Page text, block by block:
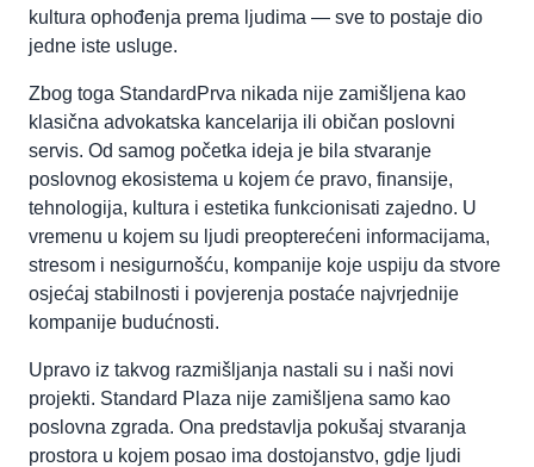
kultura ophođenja prema ljudima — sve to postaje dio
jedne iste usluge.
Zbog toga StandardPrva nikada nije zamišljena kao
klasična advokatska kancelarija ili običan poslovni
servis. Od samog početka ideja je bila stvaranje
poslovnog ekosistema u kojem će pravo, finansije,
tehnologija, kultura i estetika funkcionisati zajedno. U
vremenu u kojem su ljudi preopterećeni informacijama,
stresom i nesigurnošću, kompanije koje uspiju da stvore
osjećaj stabilnosti i povjerenja postaće najvrjednije
kompanije budućnosti.
Upravo iz takvog razmišljanja nastali su i naši novi
projekti. Standard Plaza nije zamišljena samo kao
poslovna zgrada. Ona predstavlja pokušaj stvaranja
prostora u kojem posao ima dostojanstvo, gdje ljudi